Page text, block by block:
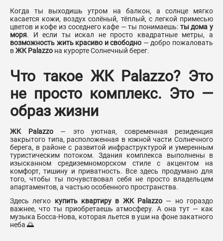
Когда ты выходишь утром на балкон, а солнце мягко
касается кожи, воздух солёный, тёплый, с легкой примесью
цветов и кофе из соседнего кафе — ты понимаешь: ты дома у
моря. И если ты искал не просто квадратные метры, а
возможность жить красиво и свободно — добро пожаловать
вЖК Palazzo на курорте Солнечный берег.
Что такое ЖК Palazzo? Это
не просто комплекс. Это —
образ жизни
ЖК Palazzo— это уютная, современная резиденция
закрытого типа, расположенная в южной части Солнечного
берега, в районе с развитой инфраструктурой и умеренным
туристическим потоком. Здания комплекса выполнены в
изысканном средиземноморском стиле с акцентом на
комфорт, тишину и приватность. Все здесь продумано для
того, чтобы ты почувствовал себя не просто владельцем
апартаментов, а частью особенного пространства.
Здесь легко купить квартиру в ЖК Palazzo — но гораздо
важнее, что ты приобретаешь атмосферу. А она тут — как
музыка Босса-Нова, которая льется в уши на фоне закатного
неба 🌅